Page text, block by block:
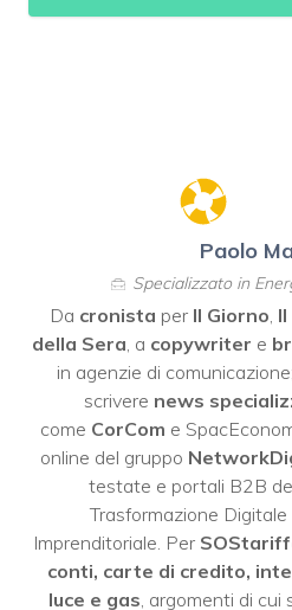
Paolo
Specializzato in
Da cronista per Il Giorno,
della Sera, a copywriter e
in agenzie di
scrivere news
come CorCom e
online del gruppo
testate e portali B2B
Trasformazione Digitale
Imprenditoriale. Per
conti, carte di credito,
luce e gas, argomenti di cui